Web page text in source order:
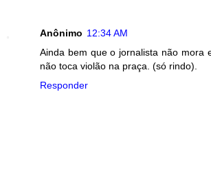
Anônimo 12:34 AM
Ainda bem que o jornalista não mora
não toca violão na praça. (só rindo).
Responder